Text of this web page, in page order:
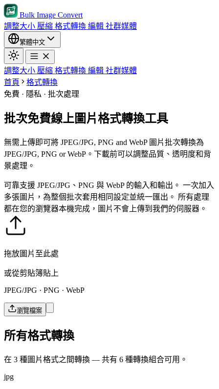
Bulk Image Convert
調整大小 壓縮 格式轉換 編輯 社群媒體
繁體中文
調整大小 壓縮 格式轉換 編輯 社群媒體
首頁
格式轉換
免費 · 隱私 · 批次處理
批次免費線上圖片格式轉換工具
無需上傳即可將 JPEG/JPG, PNG and WebP 圖片批次轉換為
JPEG/JPG, PNG or WebP。下載前可以調整品質、透明度和背
景處理。
可靠支援 JPEG/JPG、PNG 與 WebP 的輸入和輸出。 一次加入
多張圖片，為整個批次套用相同設定並統一匯出。 所有處理
都在您的瀏覽器本機完成，圖片不會上傳到我們的伺服器。
拖放圖片至此處
或從剪貼簿貼上
JPEG/JPG · PNG · WebP
瀏覽檔案
所有格式轉換
在 3 種圖片格式之間轉換 — 共有 6 種轉換組合可用。
jpg